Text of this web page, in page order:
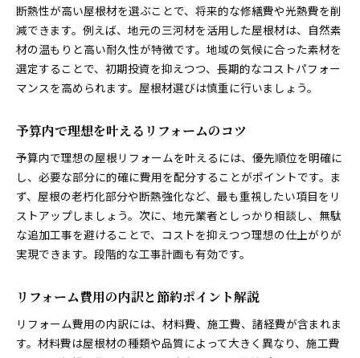
断熱性が高い屋根材を選ぶことで、将来的な修繕費や光熱費を削
減できます。例えば、地元の三河材を活用した屋根材は、自然素
材の温もりと高い耐久性が特徴です。地域の気候に合った素材を
選定することで、初期投資を抑えつつ、長期的なコストパフォー
マンスを高められます。屋根材選びは慎重に行いましょう。
予算内で理想を叶えるリフォームのコツ
予算内で理想の屋根リフォームを叶えるには、優先順位を明確に
し、必要な部分に的確に費用を配分することがポイントです。ま
ず、屋根の老朽化部分や断熱強化など、最も重視したい項目をリ
ストアップしましょう。次に、地元業者としっかり相談し、無駄
な追加工事を避けることで、コストを抑えつつ理想の仕上がりが
実現できます。段階的な工事計画も有効です。
リフォーム費用の内訳と節約ポイント解説
リフォーム費用の内訳には、材料費、施工費、諸経費が含まれま
す。材料費は屋根材の種類や品質によって大きく異なり、施工費